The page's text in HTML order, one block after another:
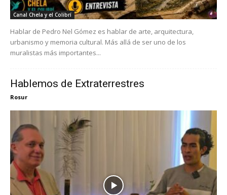
Canal Chela y el Colibrí
Hablar de Pedro Nel Gómez es hablar de arte, arquitectura,
urbanismo y memoria cultural. Más allá de ser uno de los
muralistas más importantes...
Hablemos de Extraterrestres
Rosur